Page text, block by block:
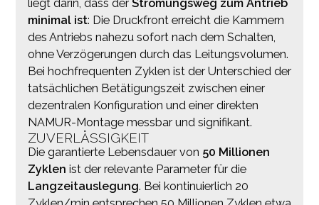
liegt darin, dass der Strömungsweg zum Antrieb
minimal ist: Die Druckfront erreicht die Kammern
des Antriebs nahezu sofort nach dem Schalten,
ohne Verzögerungen durch das Leitungsvolumen.
Bei hochfrequenten Zyklen ist der Unterschied der
tatsächlichen Betätigungszeit zwischen einer
dezentralen Konfiguration und einer direkten
NAMUR-Montage messbar und signifikant.
ZUVERLÄSSIGKEIT
Die garantierte Lebensdauer von 50 Millionen
Zyklen ist der relevante Parameter für die
Langzeitauslegung. Bei kontinuierlich 20